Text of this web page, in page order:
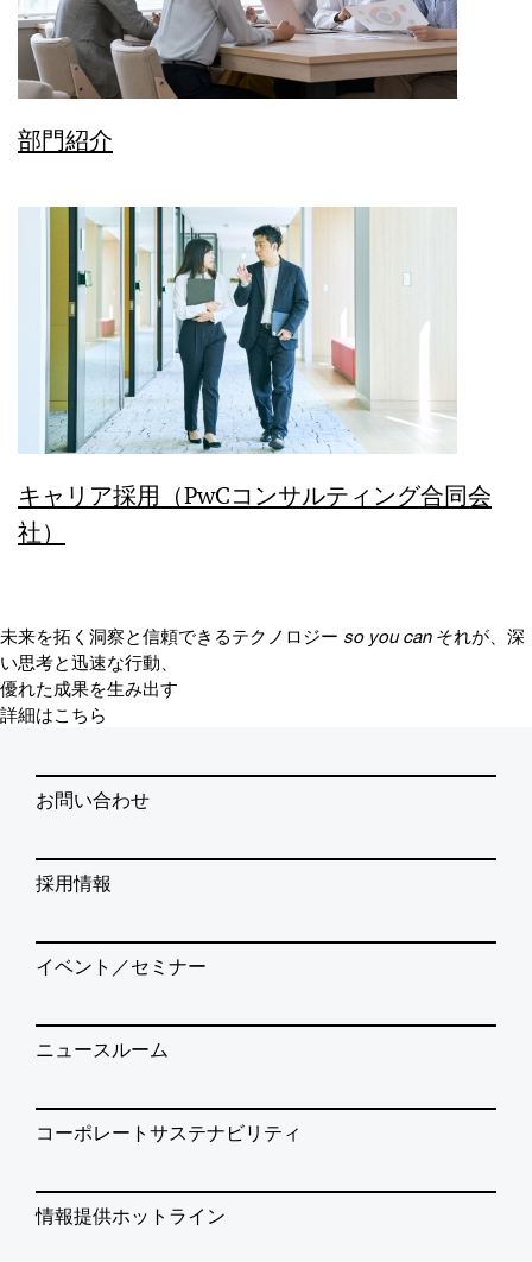
部門紹介
キャリア採用（PwCコンサルティング合同会
社）
未来を拓く洞察と信頼できるテクノロジー so you can それが、深
い思考と迅速な行動、
優れた成果を生み出す
詳細はこちら
お問い合わせ
採用情報
イベント／セミナー
ニュースルーム
コーポレートサステナビリティ
情報提供ホットライン